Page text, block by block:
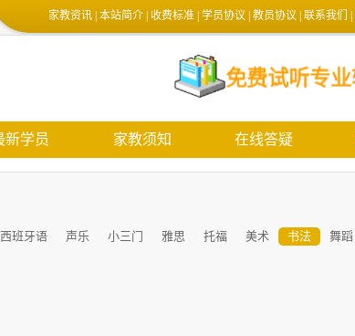
家教资讯 本站简介 收费标准 学员协议 教员协议 联系我们
新学员 家教须知 在线答疑
西班牙语 声乐 小三门 雅思 托福 美术 书法 舞蹈